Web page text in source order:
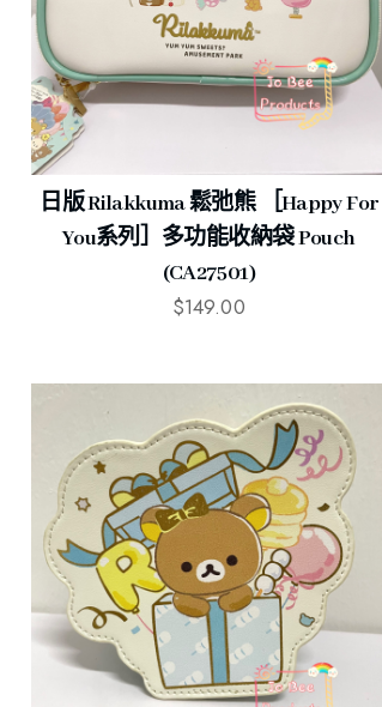
日版 Rilakkuma 鬆弛熊 ［Happy For
You系列］多功能收納袋 Pouch
(CA27501)
$149.00